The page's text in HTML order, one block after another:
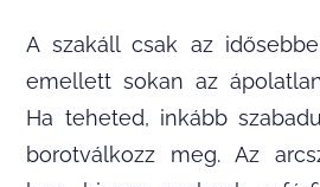
A szakáll csak az
emellett sokan az
Ha teheted, inkább
borotválkozz meg. Az